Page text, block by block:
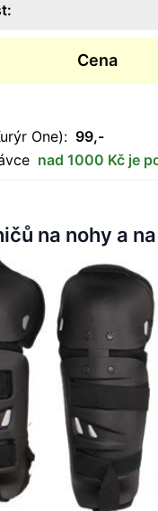
Cena
One): 99,-
nad 1000 Kč je
na nohy a